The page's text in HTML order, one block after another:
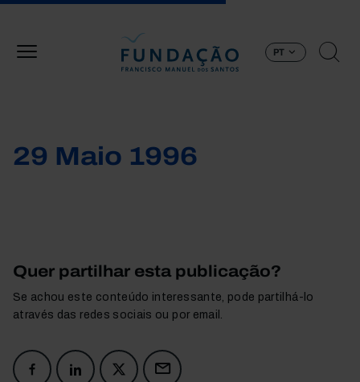
PT
29 Maio 1996
Quer partilhar esta publicação?
Se achou este conteúdo interessante, pode partilhá-lo
através das redes sociais ou por email.